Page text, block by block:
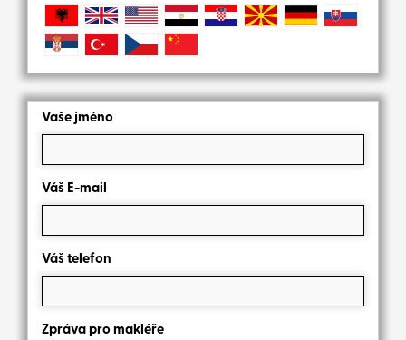
Vaše jméno
Váš E-mail
Váš telefon
Zpráva pro makléře